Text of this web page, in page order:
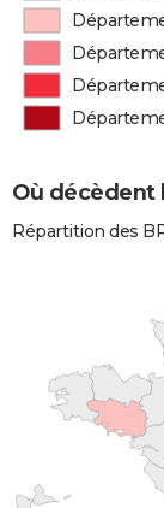
Où décèdent
Répartition des